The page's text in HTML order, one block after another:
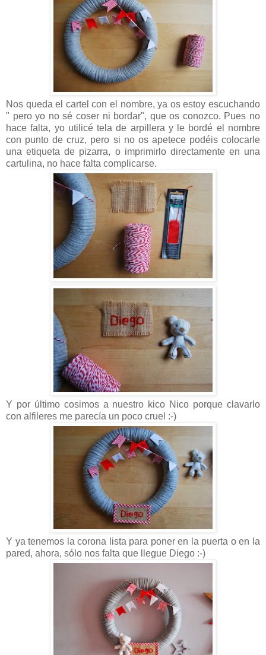
Nos queda el cartel con el nombre, ya os estoy escuchando
" pero yo no sé coser ni bordar", que os conozco. Pues no
hace falta, yo utilicé tela de arpillera y le bordé el nombre
con punto de cruz, pero si no os apetece podéis colocarle
una etiqueta de pizarra, o imprimirlo directamente en una
cartulina, no hace falta complicarse.
Y por último cosimos a nuestro kico Nico porque clavarlo
con alfileres me parecía un poco cruel :-)
Y ya tenemos la corona lista para poner en la puerta o en la
pared, ahora, sólo nos falta que llegue Diego :-)